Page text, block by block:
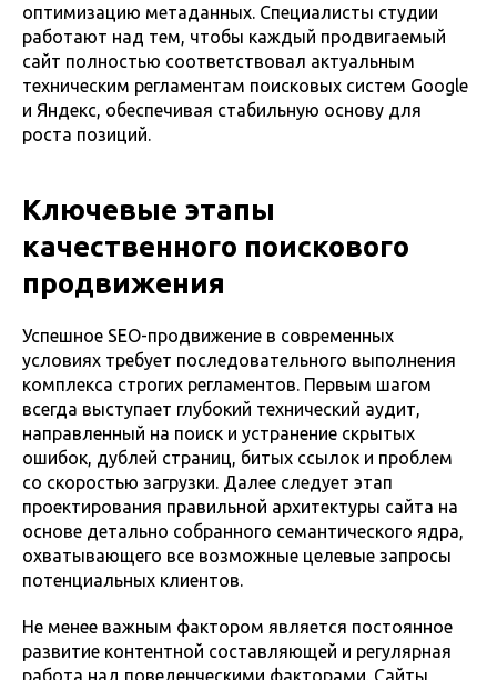
оптимизацию метаданных. Специалисты студии
работают над тем, чтобы каждый продвигаемый
сайт полностью соответствовал актуальным
техническим регламентам поисковых систем Google
и Яндекс, обеспечивая стабильную основу для
роста позиций.
Ключевые этапы
качественного поискового
продвижения
Успешное SEO-продвижение в современных
условиях требует последовательного выполнения
комплекса строгих регламентов. Первым шагом
всегда выступает глубокий технический аудит,
направленный на поиск и устранение скрытых
ошибок, дублей страниц, битых ссылок и проблем
со скоростью загрузки. Далее следует этап
проектирования правильной архитектуры сайта на
основе детально собранного семантического ядра,
охватывающего все возможные целевые запросы
потенциальных клиентов.
Не менее важным фактором является постоянное
развитие контентной составляющей и регулярная
работа над поведенческими факторами. Сайты,